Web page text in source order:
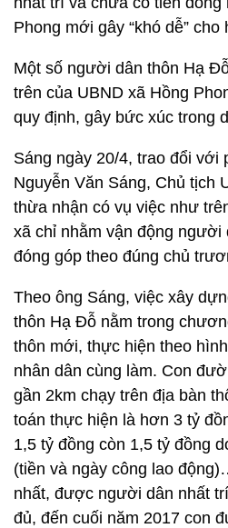
Phong mới gây “khó dễ” cho
Một số người dân thôn Hạ
trên của UBND xã Hồng
quy định, gây bức xúc trong
Sáng ngày 20/4, trao đổi với
Nguyễn Văn Sáng, Chủ tịch
thừa nhận có vụ việc như
xã chỉ nhằm vận động người
đóng góp theo đúng chủ
Theo ông Sáng, việc xây
thôn Hạ Đỗ nằm trong
thôn mới, thực hiện theo
nhân dân cùng làm. Con
gần 2km chạy trên địa bàn
toán thực hiện là hơn 3 tỷ
1,5 tỷ đồng còn 1,5 tỷ đồng
(tiền và ngày công lao
nhất, được người dân nhất
đủ, đến cuối năm 2017 con